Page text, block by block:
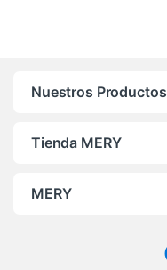
Nuestros Productos
Tienda MERY
MERY